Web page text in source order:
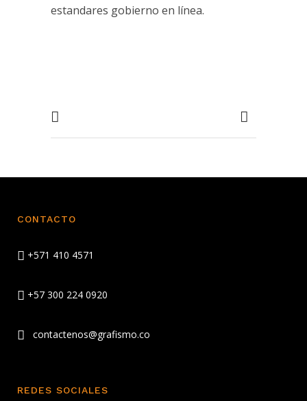
estandares gobierno en línea.
CONTACTO
+571 410 4571
+57 300 224 0920
contactenos@grafismo.co
REDES SOCIALES